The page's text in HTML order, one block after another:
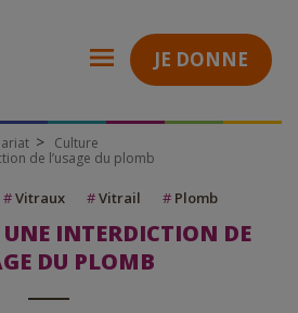
JE DONNE
Culture
de l’usage du plomb
#Vitraux #Vitrail # Plomb
INTERDICTION DE
DU PLOMB